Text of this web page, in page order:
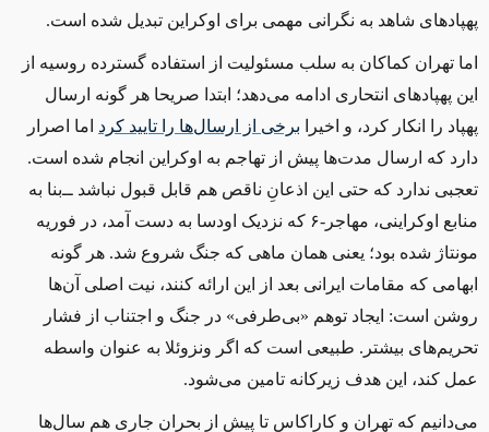
پهپادهای شاهد به نگرانی مهمی برای اوکراین تبدیل شده است.
اما تهران کماکان به سلب مسئولیت از استفاده گسترده روسیه از
این پهپادهای انتحاری ادامه می‌دهد؛ ابتدا صریحا هر گونه ارسال
پهپاد را انکار کرد، و اخیرا برخی از ارسال‌ها را تایید کرد اما اصرار
دارد که ارسال مدت‌ها پیش از تهاجم به اوکراین انجام شده است.
تعجبی ندارد که حتی این اذعانِ ناقص هم قابل قبول نباشد ‌ــ‌بنا به
منابع اوکراینی، مهاجر-۶ که نزدیک اودسا به دست آمد، در فوریه
مونتاژ شده بود؛ یعنی همان ماهی که جنگ شروع شد. هر گونه
ابهامی که مقامات ایرانی بعد از این ارائه کنند، نیت اصلی آن‌ها
روشن است: ایجاد توهم «بی‌طرفی» در جنگ و اجتناب از فشار
تحریم‌های بیشتر. طبیعی است که اگر ونزوئلا به عنوان واسطه
عمل ‌کند، این هدف زیرکانه تامین می‌شود.
می‌دانیم که تهران و کاراکاس تا پیش از بحران جاری هم سال‌ها